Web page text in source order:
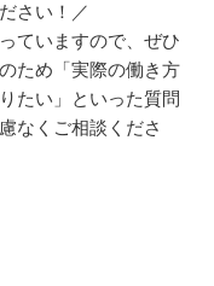
さい！／
ていますので、ぜひ
ため「実際の働き方
たい」といった質問
なくご相談くださ